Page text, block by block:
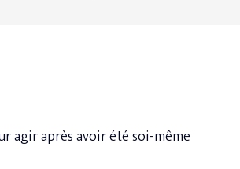
agir après avoir été soi-même